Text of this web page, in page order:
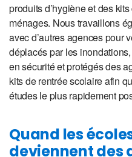
produits d’hygiène et des
ménages. Nous travaillons
avec d’autres agences pour
déplacés par les
en sécurité et protégés des
kits de rentrée scolaire afin
études le plus rapidement
Quand les
deviennent des